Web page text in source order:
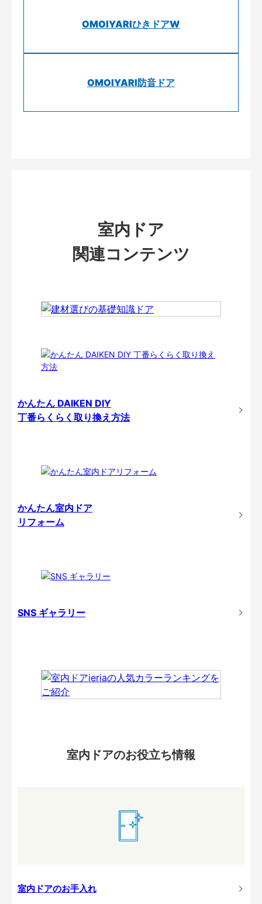
OMOIYARIひきドアW
OMOIYARI防音ドア
室内ドア
関連コンテンツ
かんたん DAIKEN DIY
丁番らくらく取り換え方法
かんたん室内ドア
リフォーム
SNS ギャラリー
室内ドアのお役立ち情報
室内ドアのお手入れ